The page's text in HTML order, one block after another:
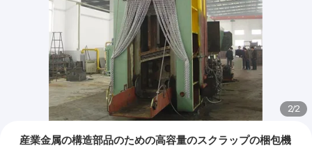
2/2
産業金属の構造部品のための高容量のスクラップの梱包機